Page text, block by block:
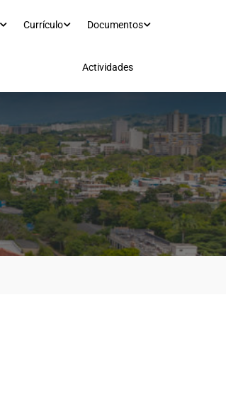
Currículo Documentos
Actividades